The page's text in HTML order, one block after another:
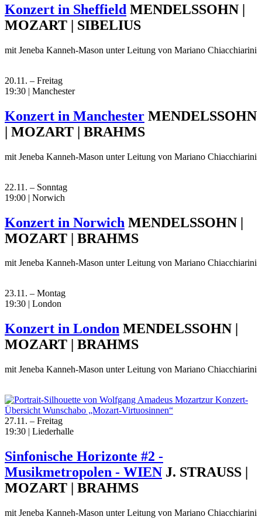
Konzert in Sheffield MENDELSSOHN |
MOZART | SIBELIUS
mit Jeneba Kanneh-Mason unter Leitung von Mariano Chiacchiarini
20.11. – Freitag
19:30 | Manchester
Konzert in Manchester MENDELSSOHN
| MOZART | BRAHMS
mit Jeneba Kanneh-Mason unter Leitung von Mariano Chiacchiarini
22.11. – Sonntag
19:00 | Norwich
Konzert in Norwich MENDELSSOHN |
MOZART | BRAHMS
mit Jeneba Kanneh-Mason unter Leitung von Mariano Chiacchiarini
23.11. – Montag
19:30 | London
Konzert in London MENDELSSOHN |
MOZART | BRAHMS
mit Jeneba Kanneh-Mason unter Leitung von Mariano Chiacchiarini
zur Konzert-
Übersicht Wunschabo „Mozart-Virtuosinnen“
27.11. – Freitag
19:30 | Liederhalle
Sinfonische Horizonte #2 -
Musikmetropolen - WIEN J. STRAUSS |
MOZART | BRAHMS
mit Jeneba Kanneh-Mason unter Leitung von Mariano Chiacchiarini